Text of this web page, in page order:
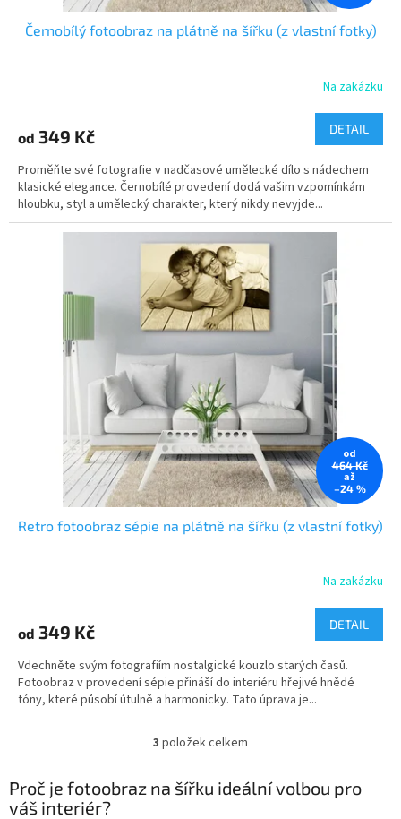
Černobílý fotoobraz na plátně na šířku (z vlastní fotky)
je
z
5
hvězdiček.
Na zakázku
od 349 Kč DETAIL
Proměňte své fotografie v nadčasové umělecké dílo s nádechem
klasické elegance. Černobílé provedení dodá vašim vzpomínkám
hloubku, styl a umělecký charakter, který nikdy nevyjde...
od
464 Kč
až
–24 %
Retro fotoobraz sépie na plátně na šířku (z vlastní fotky)
je
z
5
hvězdiček.
Na zakázku
od 349 Kč DETAIL
Vdechněte svým fotografiím nostalgické kouzlo starých časů.
Fotoobraz v provedení sépie přináší do interiéru hřejivé hnědé
tóny, které působí útulně a harmonicky. Tato úprava je...
O
l
á
3 položek celkem
Proč je fotoobraz na šířku ideální volbou pro
váš interiér?